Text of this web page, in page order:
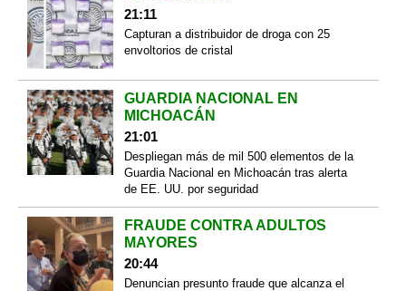
21:11
Capturan a distribuidor de droga con 25
envoltorios de cristal
GUARDIA NACIONAL EN
MICHOACÁN
21:01
Despliegan más de mil 500 elementos de la
Guardia Nacional en Michoacán tras alerta
de EE. UU. por seguridad
FRAUDE CONTRA ADULTOS
MAYORES
20:44
Denuncian presunto fraude que alcanza el